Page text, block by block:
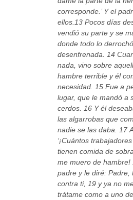
corresponde.’ Y el
ellos.13 Pocos días
vendió su parte y se
donde todo lo
desenfrenada. 14
nada, vino sobre
hambre terrible y él
necesidad. 15 Fue a
lugar, que le mandó a
cerdos. 16 Y él
las algarrobas que
nadie se las daba. 17
‘¡Cuántos
tienen comida de
me muero de hambre!
padre y le diré: Padre,
contra ti, 19 y ya no
trátame como a uno